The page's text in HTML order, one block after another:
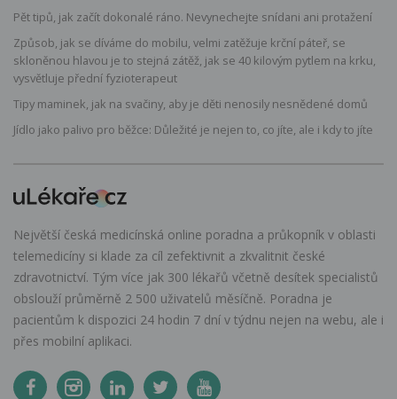
Pět tipů, jak začít dokonalé ráno. Nevynechejte snídani ani protažení
Způsob, jak se díváme do mobilu, velmi zatěžuje krční páteř, se
skloněnou hlavou je to stejná zátěž, jak se 40 kilovým pytlem na krku,
vysvětluje přední fyzioterapeut
Tipy maminek, jak na svačiny, aby je děti nenosily nesnědené domů
Jídlo jako palivo pro běžce: Důležité je nejen to, co jíte, ale i kdy to jíte
Největší česká medicínská online poradna a průkopník v oblasti
telemedicíny si klade za cíl zefektivnit a zkvalitnit české
zdravotnictví. Tým více jak 300 lékařů včetně desítek specialistů
obslouží průměrně 2 500 uživatelů měsíčně. Poradna je
pacientům k dispozici 24 hodin 7 dní v týdnu nejen na webu, ale i
přes mobilní aplikaci.